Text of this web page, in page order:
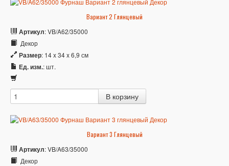
Вариант 2 Глянцевый
Артикул: VB/A62/35000
Декор
Размер: 14 x 34 x 6,9 см
Ед. изм.: шт.
Вариант 3 Глянцевый
Артикул: VB/A63/35000
Декор